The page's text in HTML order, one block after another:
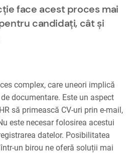
face acest proces mai
candidați, cât și
complex, care uneori implică
documentare. Este un aspect
să primească CV-uri prin e-mail,
este necesar folosirea acestui
datelor. Posibilitatea
un birou ne oferă soluții mai